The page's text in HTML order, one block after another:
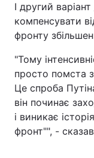
І другий
компенсувати
фронту
"Тому
просто помста
Це спроба
він починає
і виникає
фронт"", - сказав